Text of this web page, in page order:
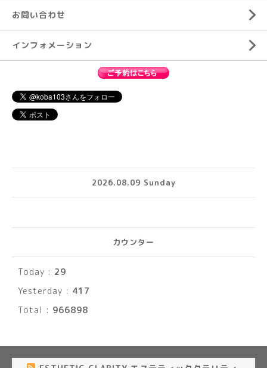
お問い合わせ
インフォメーション
2026.08.09 Sunday
カウンター
Today : 29
Yesterday : 417
Total : 966898